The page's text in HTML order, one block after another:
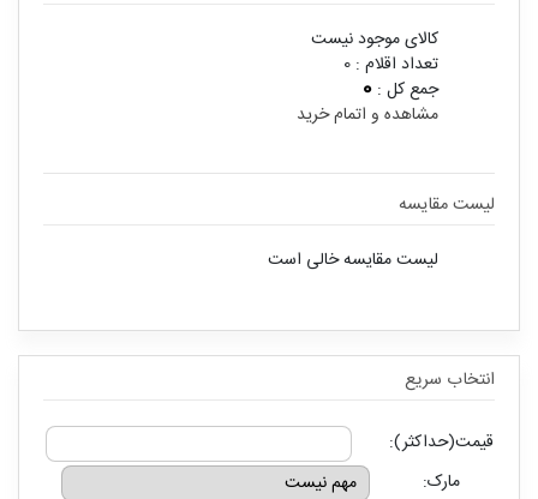
کالای موجود نیست
تعداد اقلام : 0
جمع کل : 0
مشاهده و اتمام خرید
لیست مقایسه
لیست مقایسه خالی است
انتخاب سريع
قیمت(حداکثر):
مارک: